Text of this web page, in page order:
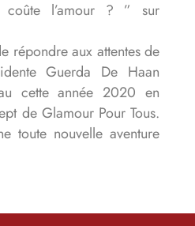
coûte l’amour ? ” sur
répondre aux attentes de
Guerda De Haan
cette année 2020 en
de Glamour Pour Tous.
toute nouvelle aventure